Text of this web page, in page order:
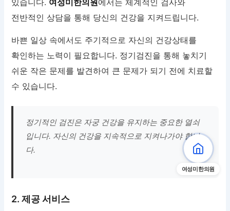
있습니다. 여성미한의원에서는 체계적인 검사와
전반적인 상담을 통해 당신의 건강을 지켜드립니다.
바쁜 일상 속에서도 주기적으로 자신의 건강상태를
확인하는 노력이 필요합니다. 정기검진을 통해 놓치기
쉬운 작은 문제를 발견하여 큰 문제가 되기 전에 치료할
수 있습니다.
정기적인 검진은 자궁 건강을 유지하는 중요한 열쇠
입니다. 자신의 건강을 지속적으로 지켜나가야 합니
다.
2. 제공 서비스
여성미한의원